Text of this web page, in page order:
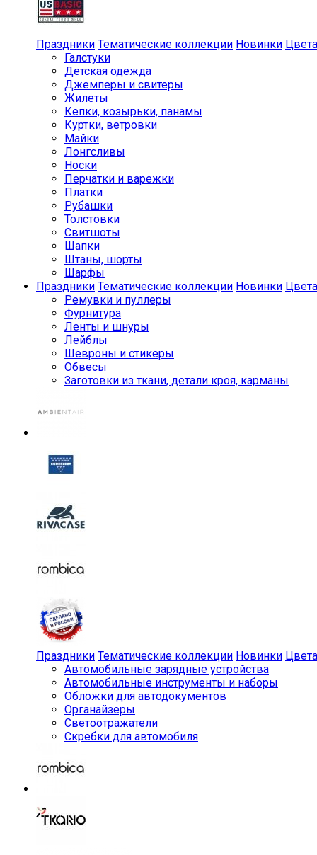
Праздники Тематические коллекции Новинки Цвета
Галстуки
Детская одежда
Джемперы и свитеры
Жилеты
Кепки, козырьки, панамы
Куртки, ветровки
Майки
Лонгсливы
Носки
Перчатки и варежки
Платки
Рубашки
Толстовки
Свитшоты
Шапки
Штаны, шорты
Шарфы
Праздники Тематические коллекции Новинки Цвета
Ремувки и пуллеры
Фурнитура
Ленты и шнуры
Лейблы
Шевроны и стикеры
Обвесы
Заготовки из ткани, детали кроя, карманы
Праздники Тематические коллекции Новинки Цвета
Автомобильные зарядные устройства
Автомобильные инструменты и наборы
Обложки для автодокументов
Органайзеры
Светоотражатели
Скребки для автомобиля